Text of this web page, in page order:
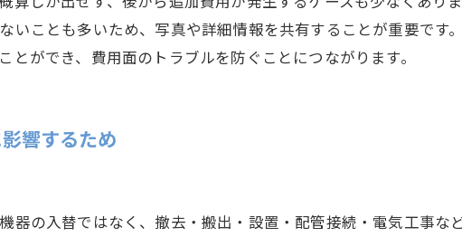
いことも多いため、写真や詳細情報を共有することが重要で
とができ、費用面のトラブルを防ぐことにつながります。
響するため
器の入替ではなく、撤去・搬出・設置・配管接続・電気工事